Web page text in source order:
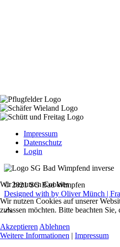
Impressum
Datenschutz
Login
© 2021 SG Bad Wimpfen
Designed with by Oliver Münch |
Wir benutzen Cookies
Wir nutzen Cookies auf unserer
zulassen möchten. Bitte beachten
Akzeptieren Ablehnen
Weitere Informationen | Impressum